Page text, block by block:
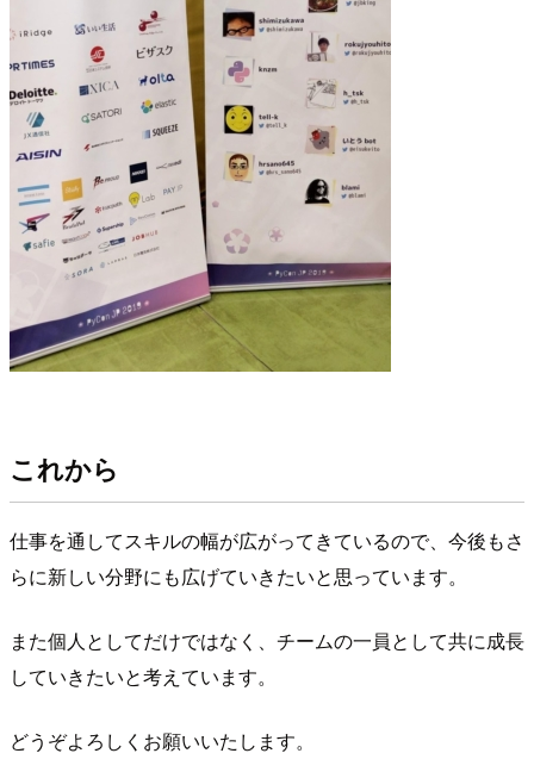
これから
仕事を通してスキルの幅が広がってきているので、今後もさ
らに新しい分野にも広げていきたいと思っています。
また個人としてだけではなく、チームの一員として共に成長
していきたいと考えています。
どうぞよろしくお願いいたします。